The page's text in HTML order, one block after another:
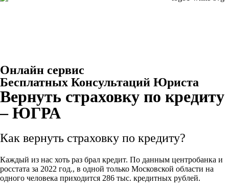
Онлайн сервис
Бесплатных Консультаций Юриста
Вернуть страховку по кредиту
– ЮГРА
Как вернуть страховку по кредиту?
Каждый из нас хоть раз брал кредит. По данным центробанка и
росстата за 2022 год., в одной только Московской области на
одного человека приходится 286 тыс. кредитных рублей.